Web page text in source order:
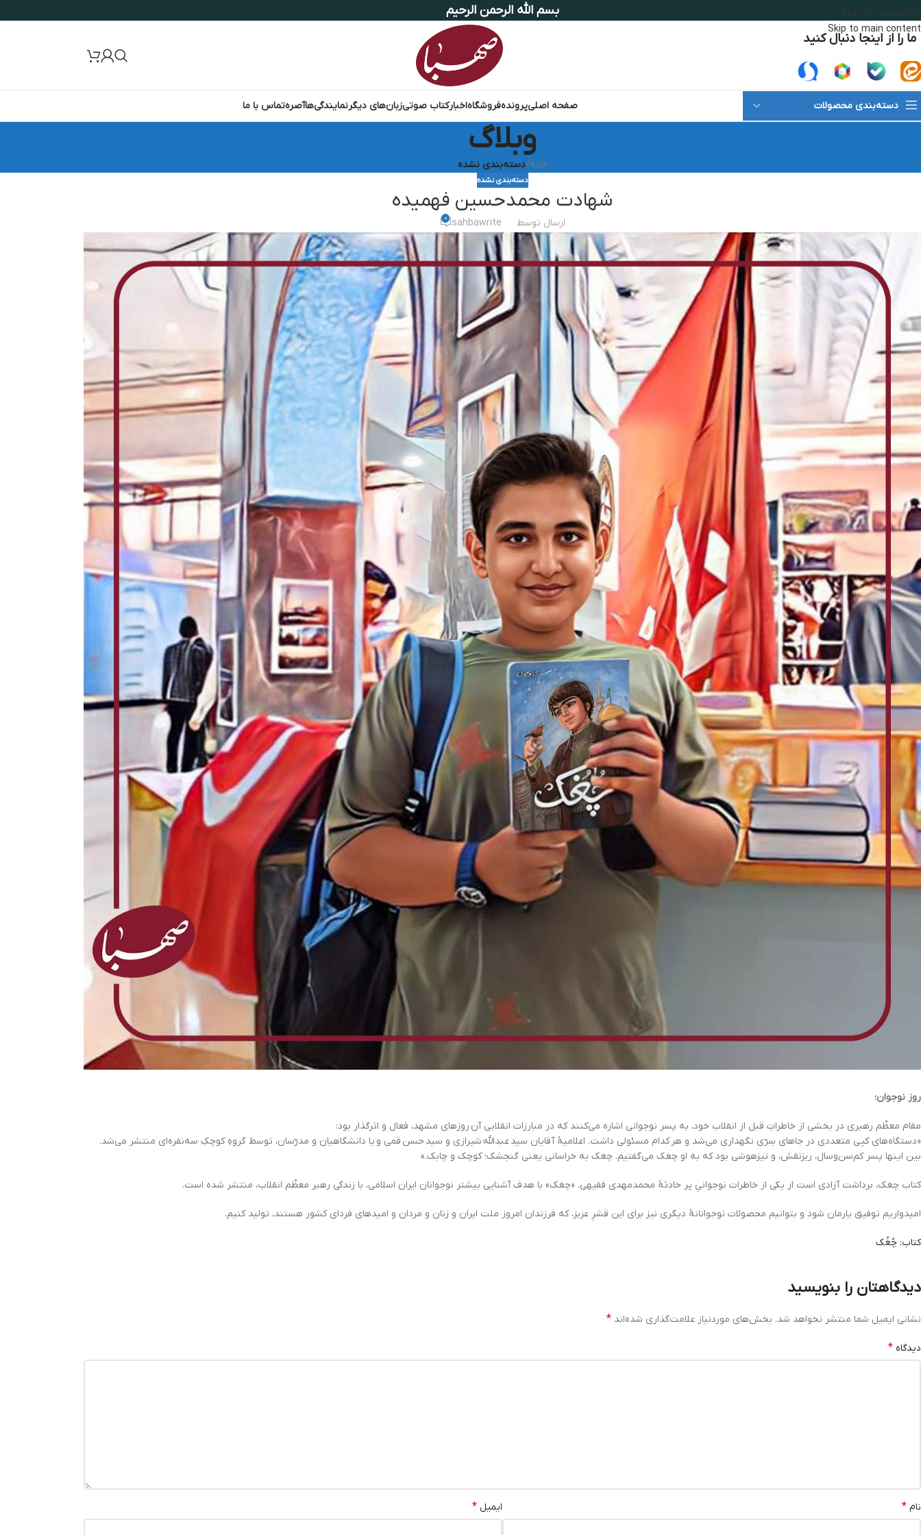
Skip to navigation
Skip to main content
بسم الله الرحمن الرحیم
ما را از اینجا دنبال کنید
دسته‌بندی محصولات صفحه اصلیپروندهفروشگاهاخبارکتاب صوتیزبان‌های دیگرنمایندگی‌هاآصرهتماس با ما
وبلاگ
خانه/دسته‌بندی نشده
دسته‌بندی نشده
شهادت محمدحسین فهمیده
ارسال توسط sahbawrite
0
روز نوجوان؛
مقام معظّم رهبری در بخشی از خاطراتِ قبل از انقلاب خود، به پسر نوجوانی اشاره می‌کنند که در مبارزات انقلابی آن‌ روزهای مشهد، فعال و اثرگذار بود:
«دستگاه‌های کپی متعددی در جاهای سِرّی نگهداری می‌شد و هر کدام مسئولی داشت. اعلامیۀ آقایان سید عبدالله شیرازی و سید حسن قمی و یا دانشگاهیان و مدرّسان، توسط گروهِ کوچکِ سه‌نفره‌ای منتشر می‌شد.
بین اینها پسر کم‌سن‌وسال، ریزنقش، و تیزهوشی بود که به او چغک می‌گفتیم. چغک به خراسانی یعنی گنجشک؛ کوچک و چابک.»
کتاب چغک، برداشت آزادی است از یکی از خاطرات نوجوانیِ پر حادثۀ محمدمهدی فقیهی. «چغک» با هدف آشنایی بیشتر نوجوانان ایران اسلامی، با زندگی رهبر معظّم انقلاب، منتشر شده است.
امیدواریم توفیق یارمان شود و بتوانیم محصولات نوجوانانۀ دیگری نیز برای این قشرِ عزیز، که فرزندان امروز ملت ایران و زنان و مردان و امیدهای فردای کشور هستند، تولید کنیم.
کتاب: چُغُک
دیدگاهتان را بنویسید
نشانی ایمیل شما منتشر نخواهد شد. بخش‌های موردنیاز علامت‌گذاری شده‌اند *
دیدگاه *
نام * ایمیل *